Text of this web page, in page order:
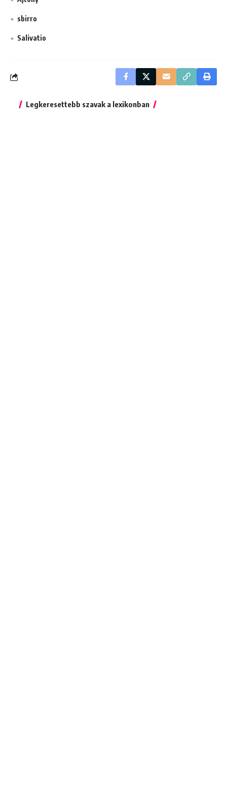
sbirro
Salivatio
Legkeresettebb szavak a lexikonban